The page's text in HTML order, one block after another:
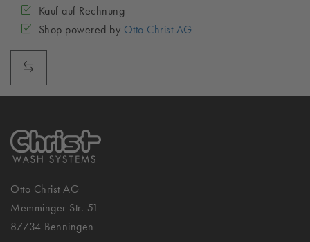
Kauf auf Rechnung
Shop powered by Otto Christ AG
Otto Christ AG
Memminger Str. 51
87734 Benningen